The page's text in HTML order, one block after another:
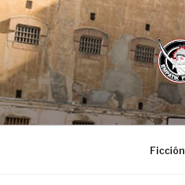
Saltar
al
contenido
Ficción